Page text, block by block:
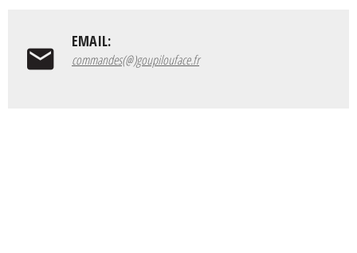
EMAIL:
commandes(@)goupilouface.fr